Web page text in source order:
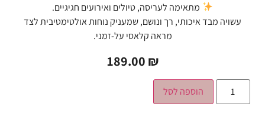
מתאימה לעריסה, טיולים ואירועים חגיגיים.
עשויה מבד איכותי, רך ונושם, שמעניק נוחות אולטימטיבית לצד
מראה קלאסי על-זמני.
189.00₪
הוספה לסל